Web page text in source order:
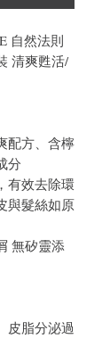
自然法則
清爽甦活/
配方、含檸
分
有效去除環
與髮絲如原
無矽靈添
皮脂分泌過